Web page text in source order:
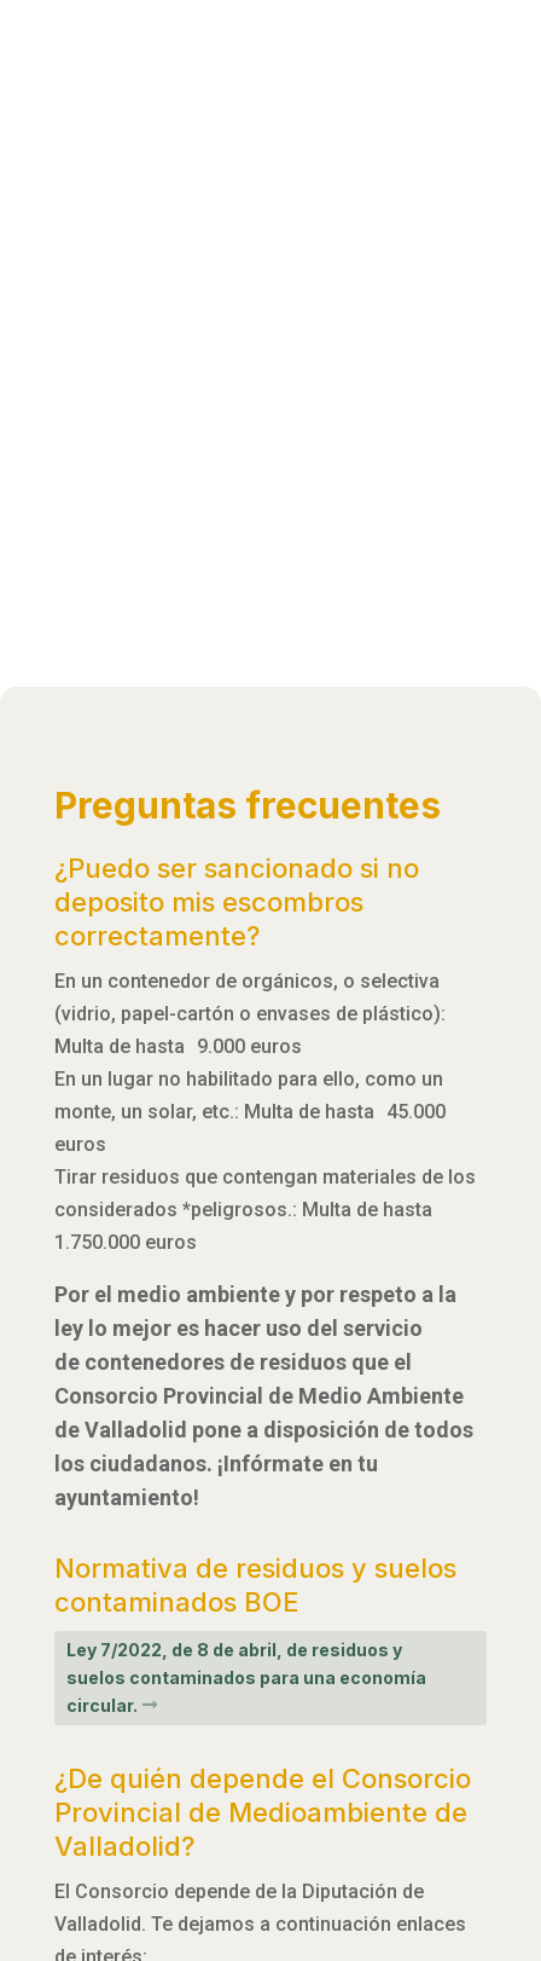
Preguntas frecuentes
¿Puedo ser sancionado si no
deposito mis escombros
correctamente?
En un contenedor de orgánicos, o selectiva
(vidrio, papel-cartón o envases de plástico):
Multa de hasta 9.000 euros
En un lugar no habilitado para ello, como un
monte, un solar, etc.: Multa de hasta 45.000
euros
Tirar residuos que contengan materiales de los
considerados *peligrosos.: Multa de hasta
1.750.000 euros
Por el medio ambiente y por respeto a la
ley lo mejor es hacer uso del servicio
de contenedores de residuos que el
Consorcio Provincial de Medio Ambiente
de Valladolid pone a disposición de todos
los ciudadanos. ¡Infórmate en tu
ayuntamiento!
Normativa de residuos y suelos
contaminados BOE
Ley 7/2022, de 8 de abril, de residuos y
suelos contaminados para una economía
circular.
¿De quién depende el Consorcio
Provincial de Medioambiente de
Valladolid?
El Consorcio depende de la Diputación de
Valladolid. Te dejamos a continuación enlaces
de interés: